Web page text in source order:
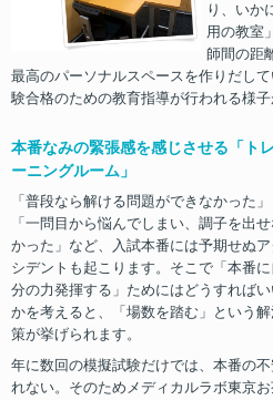
り、いか
用の教室
師間の距
最高のパーソナルスペースを作りだし
験合格のための教育指導が行われる様子
本番なみの緊張感を感じさせる「トレ
ーニングルーム」
「普段なら解ける問題ができなかった」
「一問目から悩んでしまい、調子を出せ
かった」など、入試本番には予期せぬア
シデントも起こります。そこで「本番に
分の力発揮する」ためにはどうすれば
かを考えると、「場数を踏む」という
策が挙げられます。
年に数回の模擬試験だけでは、本番の
れない。そのためメディカルラボ東京